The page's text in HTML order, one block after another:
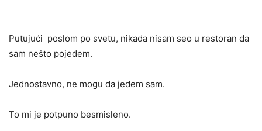
Putujući poslom po svetu, nikada nisam seo u restoran da
sam nešto pojedem.
Jednostavno, ne mogu da jedem sam.
To mi je potpuno besmisleno.